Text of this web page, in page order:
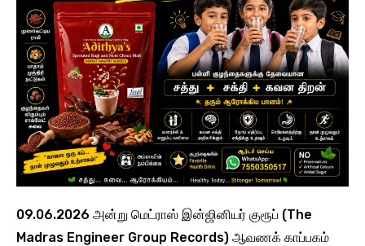
09.06.2026 அன்று மெட்ராஸ் இன்ஜினியர் குரூப் (The
Madras Engineer Group Records) ஆவணக் காப்பகம்